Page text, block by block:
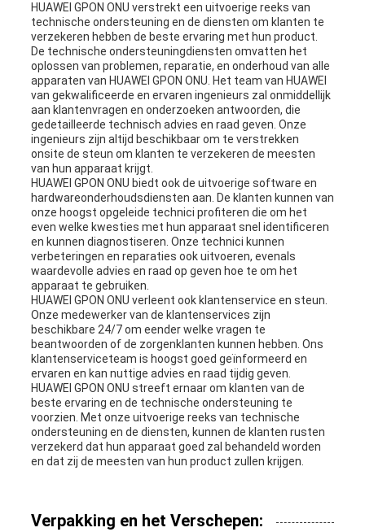
HUAWEI GPON ONU verstrekt een uitvoerige reeks van
technische ondersteuning en de diensten om klanten te
verzekeren hebben de beste ervaring met hun product.
De technische ondersteuningdiensten omvatten het
oplossen van problemen, reparatie, en onderhoud van alle
apparaten van HUAWEI GPON ONU. Het team van HUAWEI
van gekwalificeerde en ervaren ingenieurs zal onmiddellijk
aan klantenvragen en onderzoeken antwoorden, die
gedetailleerde technisch advies en raad geven. Onze
ingenieurs zijn altijd beschikbaar om te verstrekken
onsite de steun om klanten te verzekeren de meesten
van hun apparaat krijgt.
HUAWEI GPON ONU biedt ook de uitvoerige software en
hardwareonderhoudsdiensten aan. De klanten kunnen van
onze hoogst opgeleide technici profiteren die om het
even welke kwesties met hun apparaat snel identificeren
en kunnen diagnostiseren. Onze technici kunnen
verbeteringen en reparaties ook uitvoeren, evenals
waardevolle advies en raad op geven hoe te om het
apparaat te gebruiken.
HUAWEI GPON ONU verleent ook klantenservice en steun.
Onze medewerker van de klantenservices zijn
beschikbare 24/7 om eender welke vragen te
beantwoorden of de zorgenklanten kunnen hebben. Ons
klantenserviceteam is hoogst goed geïnformeerd en
ervaren en kan nuttige advies en raad tijdig geven.
HUAWEI GPON ONU streeft ernaar om klanten van de
beste ervaring en de technische ondersteuning te
voorzien. Met onze uitvoerige reeks van technische
ondersteuning en de diensten, kunnen de klanten rusten
verzekerd dat hun apparaat goed zal behandeld worden
en dat zij de meesten van hun product zullen krijgen.
Verpakking en het Verschepen: